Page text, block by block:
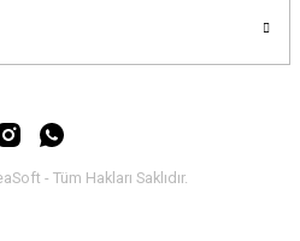
- Tüm Hakları Saklıdır.